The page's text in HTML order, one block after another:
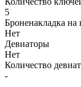
5
Броненакладка на
Нет
Девиаторы
Нет
Количество
-